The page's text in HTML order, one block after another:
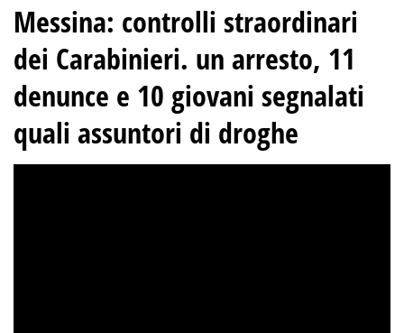
Messina: ​controlli straordinari
dei Carabinieri. un arresto, 11
denunce e 10 giovani segnalati
quali assuntori di droghe